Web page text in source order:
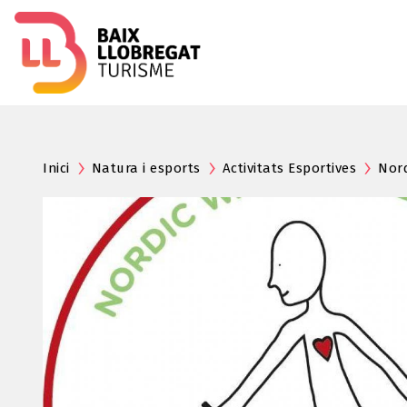
Inici Natura i esports Activitats Esportives